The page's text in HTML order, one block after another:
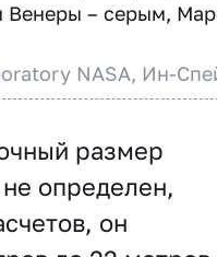
Венеры – серым,
NASA, Ин-
размер
определен,
он